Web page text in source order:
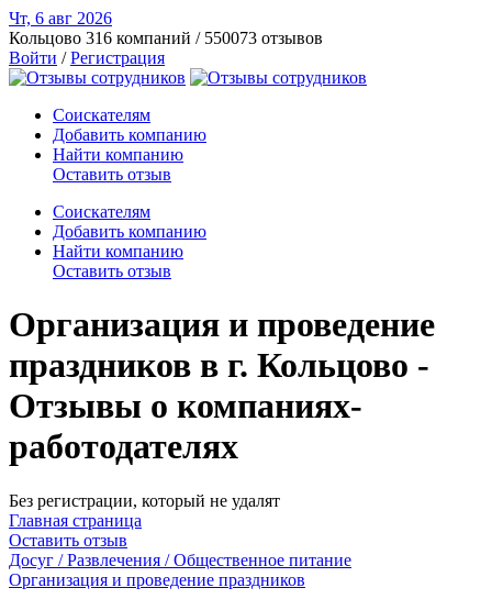
Чт, 6 авг 2026
Кольцово 316 компаний / 550073 отзывов
Войти /Регистрация
Соискателям
Добавить компанию
Найти компанию
Оставить отзыв
Соискателям
Добавить компанию
Найти компанию
Оставить отзыв
Организация и проведение
праздников в г. Кольцово -
Отзывы о компаниях-
работодателях
Без регистрации, который не удалят
Главная страница
Оставить отзыв
Досуг / Развлечения / Общественное питание
Организация и проведение праздников